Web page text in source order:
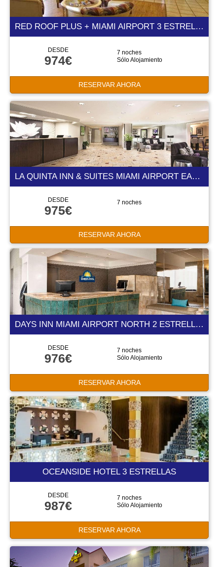
RED ROOF PLUS + MIAMI AIRPORT 3 ESTRELLAS
DESDE
974€
7 noches
Sólo Alojamiento
RESERVAR AHORA
LA QUINTA INN & SUITES MIAMI AIRPORT EAST 2 ESTRELLAS
DESDE
975€
7 noches
RESERVAR AHORA
DAYS INN MIAMI AIRPORT NORTH 2 ESTRELLAS
DESDE
976€
7 noches
Sólo Alojamiento
RESERVAR AHORA
OCEANSIDE HOTEL 3 ESTRELLAS
DESDE
987€
7 noches
Sólo Alojamiento
RESERVAR AHORA